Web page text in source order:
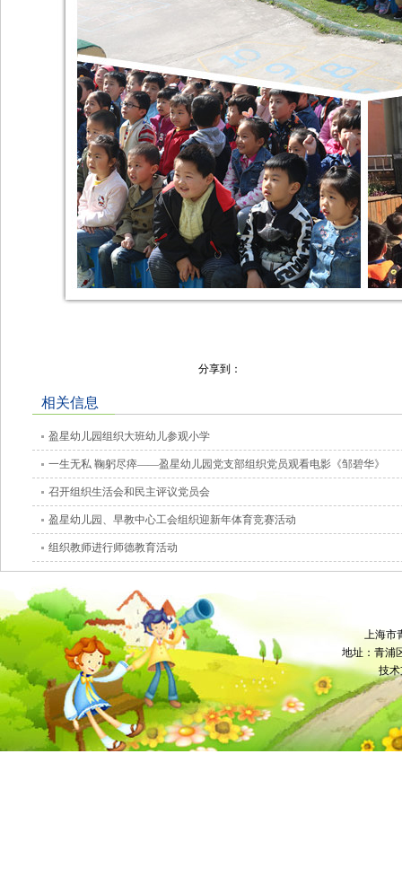
分享到：
相关信息
盈星幼儿园组织大班幼儿参观小学
一生无私 鞠躬尽瘁——盈星幼儿园党支部组织党员观看电影《邹碧华》
召开组织生活会和民主评议党员会
盈星幼儿园、早教中心工会组织迎新年体育竞赛活动
组织教师进行师德教育活动
上海市
地址：青浦
技